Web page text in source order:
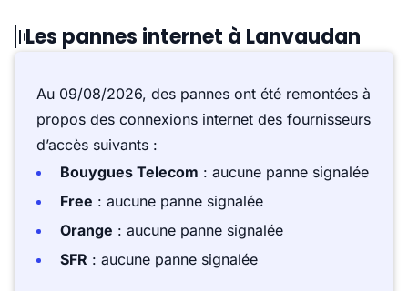
Les pannes internet à Lanvaudan
Au 09/08/2026, des pannes ont été remontées à
propos des connexions internet des fournisseurs
d’accès suivants :
Bouygues Telecom : aucune panne signalée
Free : aucune panne signalée
Orange : aucune panne signalée
SFR : aucune panne signalée